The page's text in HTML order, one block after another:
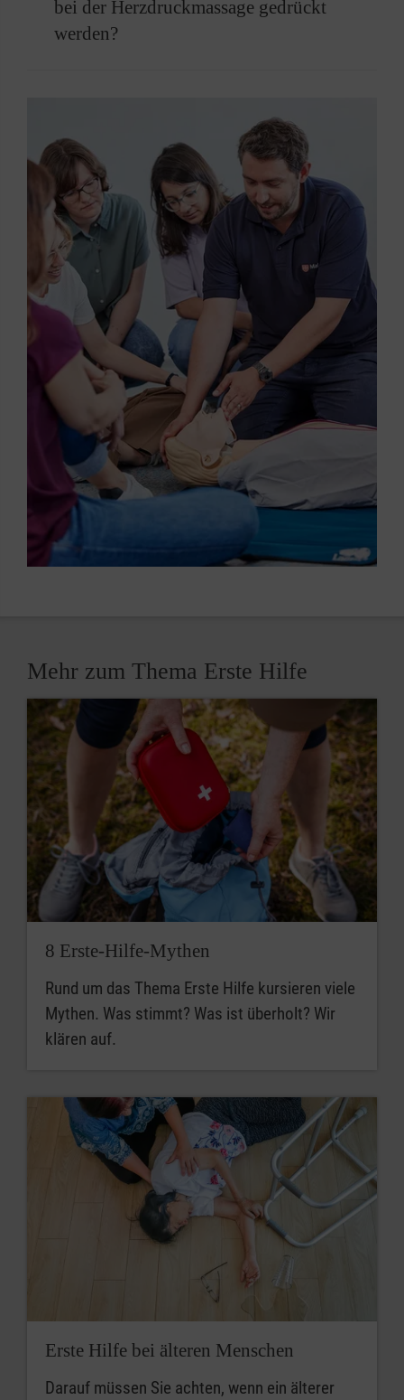
Atemspenden.
bei der Herzdruckmassage gedrückt
werden?
Mehr zum Thema Erste Hilfe
8 Erste-Hilfe-Mythen
Rund um das Thema Erste Hilfe kursieren viele
Mythen. Was stimmt? Was ist überholt? Wir
klären auf.
Erste Hilfe bei älteren Menschen
Darauf müssen Sie achten, wenn ein älterer